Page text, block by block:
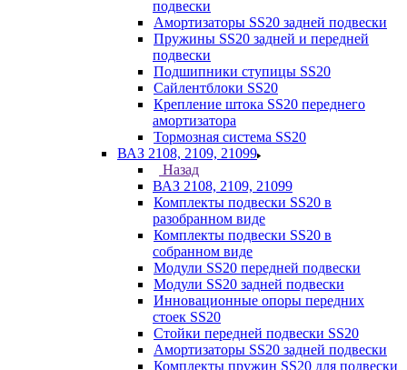
подвески
Амортизаторы SS20 задней подвески
Пружины SS20 задней и передней
подвески
Подшипники ступицы SS20
Сайлентблоки SS20
Крепление штока SS20 переднего
амортизатора
Тормозная система SS20
ВАЗ 2108, 2109, 21099
Назад
ВАЗ 2108, 2109, 21099
Комплекты подвески SS20 в
разобранном виде
Комплекты подвески SS20 в
собранном виде
Модули SS20 передней подвески
Модули SS20 задней подвески
Инновационные опоры передних
стоек SS20
Стойки передней подвески SS20
Амортизаторы SS20 задней подвески
Комплекты пружин SS20 для подвески